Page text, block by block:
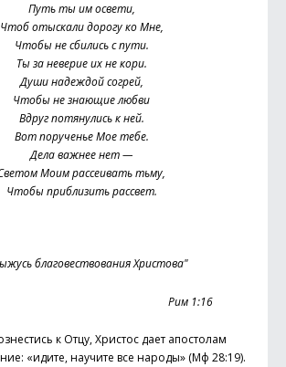
Путь ты им освети,
Чтоб отыскали дорогу ко Мне,
Чтобы не сбились с пути.
Ты за неверие их не кори.
Души надеждой согрей,
Чтобы не знающие любви
Вдруг потянулись к ней.
Вот порученье Мое тебе.
Дела важнее нет —
Моим рассеивать тьму,
Чтобы приблизить рассвет.
благовествования Христова"
Рим 1:16
к Отцу, Христос дает апостолам
«идите, научите все народы» (Мф 28:19).